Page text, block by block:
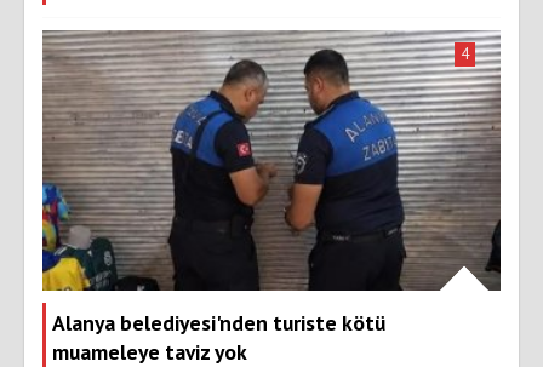
Alanya belediyesi'nden turiste kötü
muameleye taviz yok
4